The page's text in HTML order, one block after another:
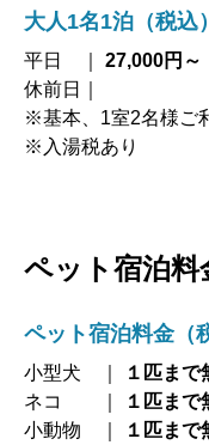
大人1名1泊（税込）
平日 ｜ 27,000円～
休前日｜
※基本、1室2名様ご
※入湯税あり
ペット宿泊料
ペット宿泊料金（
小型犬 ｜
１匹まで
ネコ ｜
１匹まで
小動物 ｜
１匹まで